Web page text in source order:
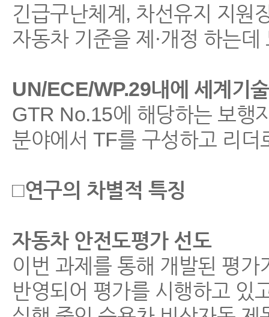
긴급구난체계, 차선유지 지원
자동차 기준을 제・개정 하는
UN/ECE/WP.29내에 세계기
GTR No.15에 해당하는 보행
분야에서 TF를 구성하고 리더
□연구의 차별적 특징
자동차 안전도평가 선도
이번 과제를 통해 개발된 평
반영되어 평가를 시행하고 있